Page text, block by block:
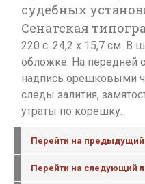
судебных
Сенатская
220 с. 24,2 х 15,7 см. В
обложке. На передней
надпись орешковыми
следы залития,
утраты по корешку.
Перейти на предыдущий
Перейти на следующий